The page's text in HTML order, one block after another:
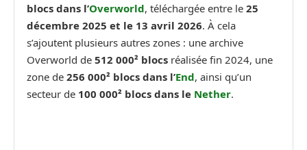
blocs dans l’Overworld, téléchargée entre le 25
décembre 2025 et le 13 avril 2026. À cela
s’ajoutent plusieurs autres zones : une archive
Overworld de 512 000² blocs réalisée fin 2024, une
zone de 256 000² blocs dans l’End, ainsi qu’un
secteur de 100 000² blocs dans le Nether.